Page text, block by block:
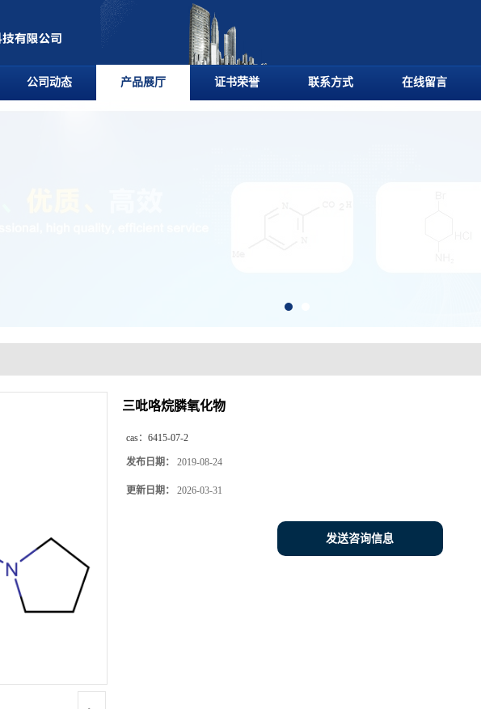
公司动态 产品展厅 证书荣誉 联系方式 在线留言
三吡咯烷膦氧化物
cas： 6415-07-2
发布日期： 2019-08-24
更新日期： 2026-03-31
发送咨询信息